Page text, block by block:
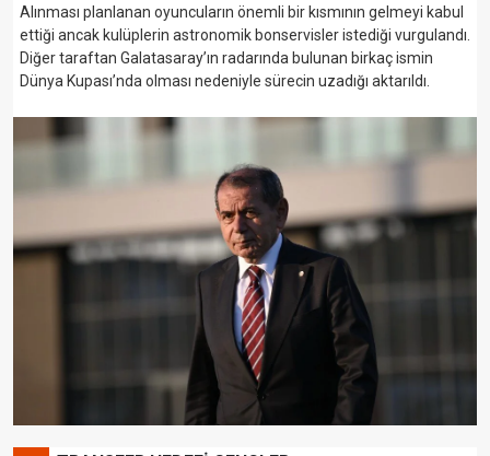
Alınması planlanan oyuncuların önemli bir kısmının gelmeyi kabul
ettiği ancak kulüplerin astronomik bonservisler istediği vurgulandı.
Diğer taraftan Galatasaray’ın radarında bulunan birkaç ismin
Dünya Kupası’nda olması nedeniyle sürecin uzadığı aktarıldı.